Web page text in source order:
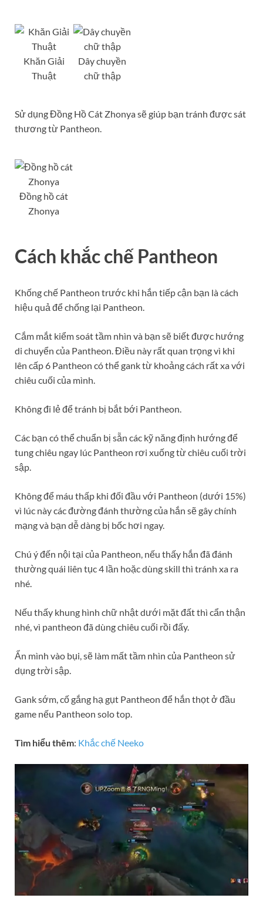
Khăn Giải
Thuật
Dây chuyền
chữ thập
Sử dụng Đồng Hồ Cát Zhonya sẽ giúp bạn tránh được sát
thương từ Pantheon.
Đồng hồ cát
Zhonya
Cách khắc chế Pantheon
Khống chế Pantheon trước khi hắn tiếp cận bạn là cách
hiệu quả để chống lại Pantheon.
Cắm mắt kiểm soát tầm nhìn và bạn sẽ biết được hướng
di chuyển của Pantheon. Điều này rất quan trọng vì khi
lên cấp 6 Pantheon có thể gank từ khoảng cách rất xa với
chiêu cuối của mình.
Không đi lẻ để tránh bị bắt bới Pantheon.
Các bạn có thể chuẩn bị sẵn các kỹ năng định hướng để
tung chiêu ngay lúc Pantheon rơi xuống từ chiêu cuối trời
sập.
Không để máu thấp khi đối đầu với Pantheon (dưới 15%)
vì lúc này các đường đánh thường của hắn sẽ gây chính
mạng và bạn dễ dàng bị bốc hơi ngay.
Chú ý đến nội tại của Pantheon, nếu thấy hắn đã đánh
thường quái liên tục 4 lần hoặc dùng skill thì tránh xa ra
nhé.
Nếu thấy khung hình chữ nhật dưới mặt đất thì cẩn thận
nhé, vì pantheon đã dùng chiêu cuối rồi đấy.
Ẩn mình vào bụi, sẽ làm mất tầm nhìn của Pantheon sử
dụng trời sập.
Gank sớm, cố gắng hạ gụt Pantheon để hắn thọt ở đầu
game nếu Pantheon solo top.
Tìm hiểu thêm: Khắc chế Neeko